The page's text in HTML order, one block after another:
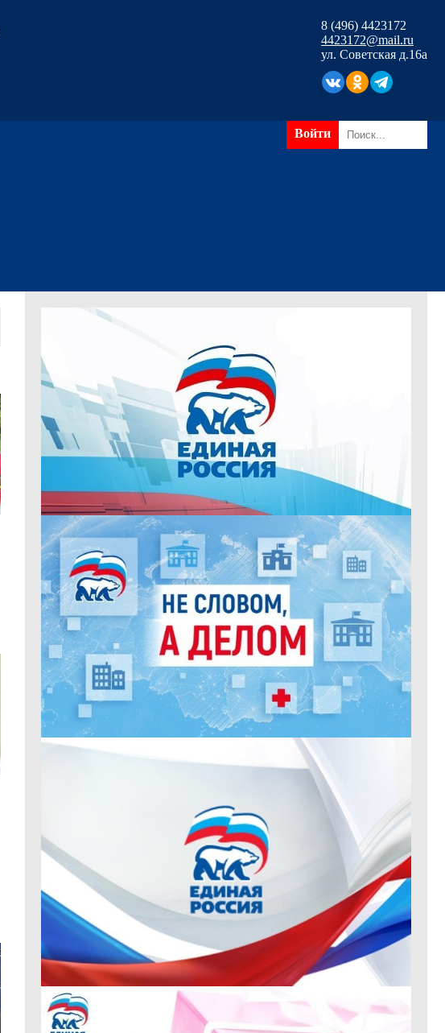
8 (496) 4423172
4423172@mail.ru
ул. Советская д.16а
Войти